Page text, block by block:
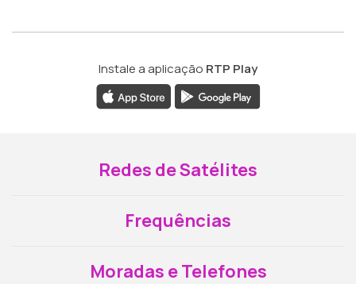
Instale a aplicação RTP Play
Redes de Satélites
Frequências
Moradas e Telefones